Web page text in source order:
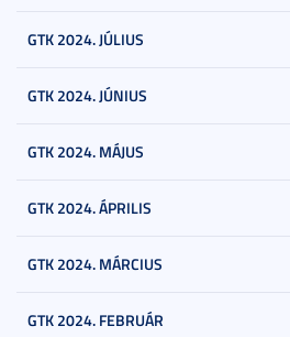
GTK 2024. JÚLIUS
GTK 2024. JÚNIUS
GTK 2024. MÁJUS
GTK 2024. ÁPRILIS
GTK 2024. MÁRCIUS
GTK 2024. FEBRUÁR